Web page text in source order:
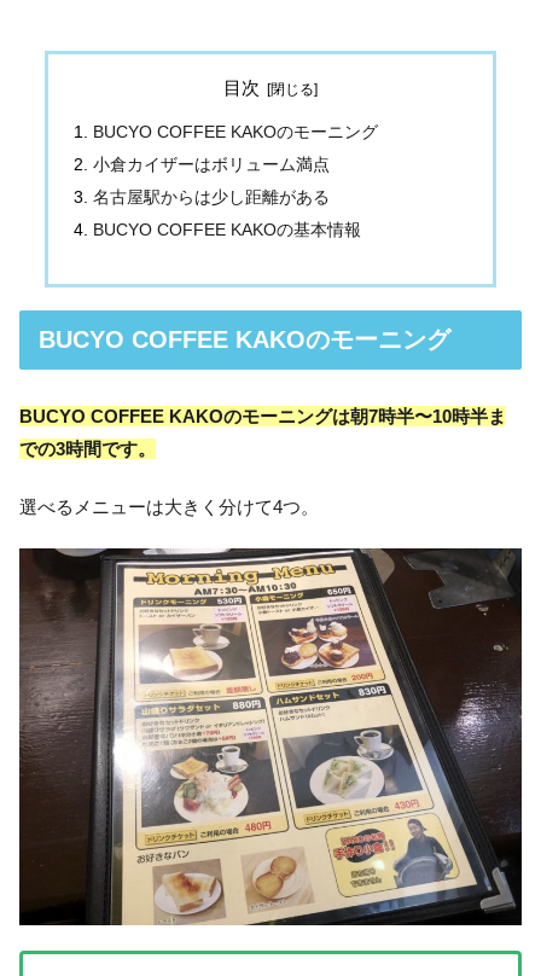
目次
BUCYO COFFEE KAKOのモーニング
小倉カイザーはボリューム満点
名古屋駅からは少し距離がある
BUCYO COFFEE KAKOの基本情報
BUCYO COFFEE KAKOのモーニング
BUCYO COFFEE KAKOのモーニングは朝7時半〜10時半ま
での3時間です。
選べるメニューは大きく分けて4つ。